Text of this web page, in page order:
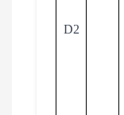
D2